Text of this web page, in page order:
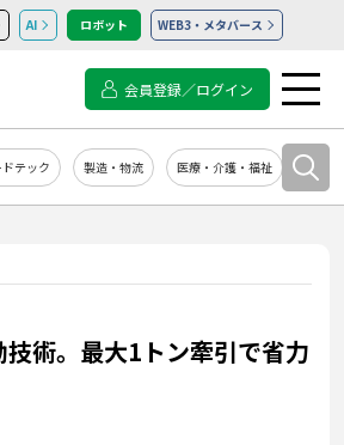
AI ロボット WEB3・メタバース
会員登録／ログイン
テック 製造・物流 医療・介護・福祉 シス
術。最大1トン牽引で省力